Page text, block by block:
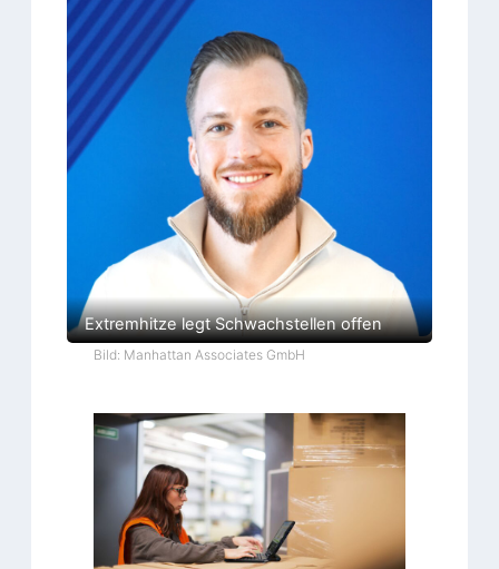
Extremhitze legt Schwachstellen offen
Bild: Manhattan Associates GmbH